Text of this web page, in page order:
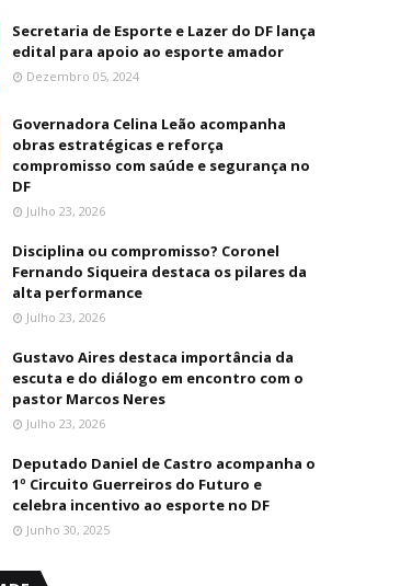
Secretaria de Esporte e Lazer do DF lança
edital para apoio ao esporte amador
Dezembro 05, 2024
Governadora Celina Leão acompanha
obras estratégicas e reforça
compromisso com saúde e segurança no
DF
Julho 23, 2026
Disciplina ou compromisso? Coronel
Fernando Siqueira destaca os pilares da
alta performance
Julho 23, 2026
Gustavo Aires destaca importância da
escuta e do diálogo em encontro com o
pastor Marcos Neres
Julho 23, 2026
Deputado Daniel de Castro acompanha o
1º Circuito Guerreiros do Futuro e
celebra incentivo ao esporte no DF
Junho 30, 2025